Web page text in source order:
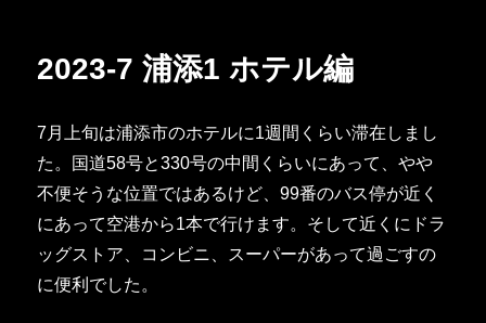
2023-7 浦添1 ホテル編
7月上旬は浦添市のホテルに1週間くらい滞在しまし
た。国道58号と330号の中間くらいにあって、やや
不便そうな位置ではあるけど、99番のバス停が近く
にあって空港から1本で行けます。そして近くにドラ
ッグストア、コンビニ、スーパーがあって過ごすの
に便利でした。